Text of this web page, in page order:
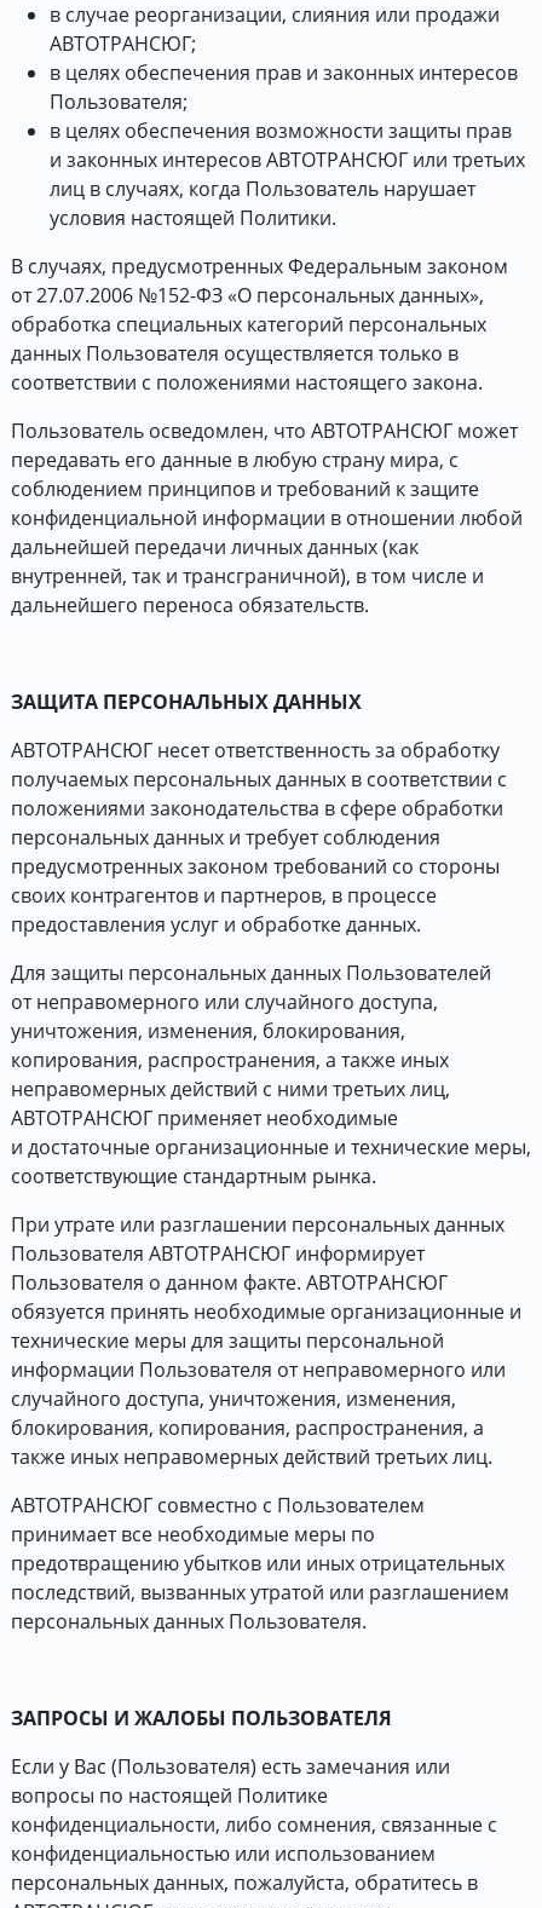
в случае реорганизации, слияния или продажи
АВТОТРАНСЮГ;
в целях обеспечения прав и законных интересов
Пользователя;
в целях обеспечения возможности защиты прав
и законных интересов АВТОТРАНСЮГ или третьих
лиц в случаях, когда Пользователь нарушает
условия настоящей Политики.
В случаях, предусмотренных Федеральным законом
от 27.07.2006 №152-ФЗ «О персональных данных»,
обработка специальных категорий персональных
данных Пользователя осуществляется только в
соответствии с положениями настоящего закона.
Пользователь осведомлен, что АВТОТРАНСЮГ может
передавать его данные в любую страну мира, с
соблюдением принципов и требований к защите
конфиденциальной информации в отношении любой
дальнейшей передачи личных данных (как
внутренней, так и трансграничной), в том числе и
дальнейшего переноса обязательств.
ЗАЩИТА ПЕРСОНАЛЬНЫХ ДАННЫХ
АВТОТРАНСЮГ несет ответственность за обработку
получаемых персональных данных в соответствии с
положениями законодательства в сфере обработки
персональных данных и требует соблюдения
предусмотренных законом требований со стороны
своих контрагентов и партнеров, в процессе
предоставления услуг и обработке данных.
Для защиты персональных данных Пользователей
от неправомерного или случайного доступа,
уничтожения, изменения, блокирования,
копирования, распространения, а также иных
неправомерных действий с ними третьих лиц,
АВТОТРАНСЮГ применяет необходимые
и достаточные организационные и технические меры,
соответствующие стандартным рынка.
При утрате или разглашении персональных данных
Пользователя АВТОТРАНСЮГ информирует
Пользователя о данном факте. АВТОТРАНСЮГ
обязуется принять необходимые организационные и
технические меры для защиты персональной
информации Пользователя от неправомерного или
случайного доступа, уничтожения, изменения,
блокирования, копирования, распространения, а
также иных неправомерных действий третьих лиц.
АВТОТРАНСЮГ совместно с Пользователем
принимает все необходимые меры по
предотвращению убытков или иных отрицательных
последствий, вызванных утратой или разглашением
персональных данных Пользователя.
ЗАПРОСЫ И ЖАЛОБЫ ПОЛЬЗОВАТЕЛЯ
Если у Вас (Пользователя) есть замечания или
вопросы по настоящей Политике
конфиденциальности, либо сомнения, связанные с
конфиденциальностью или использованием
персональных данных, пожалуйста, обратитесь в